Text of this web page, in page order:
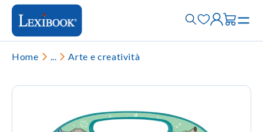
Home ... Arte e creatività